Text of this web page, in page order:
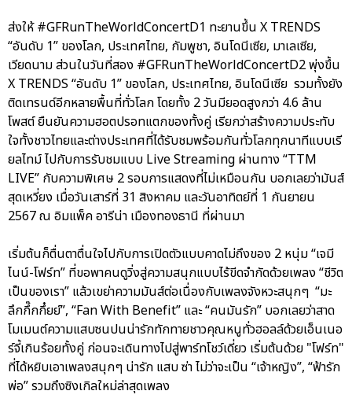
ส่งให้ #GFRunTheWorldConcertD1 ทะยานขึ้น X TRENDS
“อันดับ 1” ของโลก, ประเทศไทย, กัมพูชา, อินโดนีเซีย, มาเลเซีย,
เวียดนาม ส่วนในวันที่สอง #GFRunTheWorldConcertD2 พุ่งขึ้น
X TRENDS “อันดับ 1” ของโลก, ประเทศไทย, อินโดนีเซีย รวมทั้งยัง
ติดเทรนด์อีกหลายพื้นที่ทั่วโลก โดยทั้ง 2 วันมียอดสูงกว่า 4.6 ล้าน
โพสต์ ยืนยันความฮอตปรอทแตกของทั้งคู่ เรียกว่าสร้างความประทับ
ใจทั้งชาวไทยและต่างประเทศที่ได้รับชมพร้อมกันทั่วโลกทุกนาทีแบบเรี
ยลไทม์ ไปกับการรับชมแบบ Live Streaming ผ่านทาง “TTM
LIVE” กับความพิเศษ 2 รอบการแสดงที่ไม่เหมือนกัน บอกเลยว่ามันส์
สุดเหวี่ยง เมื่อวันเสาร์ที่ 31 สิงหาคม และวันอาทิตย์ที่ 1 กันยายน
2567 ณ อิมแพ็ค อารีน่า เมืองทองธานี ที่ผ่านมา
เริ่มต้นก็ตื่นตาตื่นใจไปกับการเปิดตัวแบบคาดไม่ถึงของ 2 หนุ่ม “เจมี
ไนน์-โฟร์ท” ที่ขอพาคนดูวิ่งสู่ความสนุกแบบไร้ขีดจำกัดด้วยเพลง “ชีวิต
เป็นของเรา” แล้วเขย่าความมันส์ต่อเนื่องกับเพลงจังหวะสนุกๆ “มะ
ลึกกึ๊กกึ๋ยย์”, “Fan With Benefit” และ “คนมันรัก” บอกเลยว่าสาด
โมเมนต์ความแสบซนปนน่ารักทักทายชาวคุณหนูทั่วฮอลล์ด้วยเอ็นเนอ
ร์จี้เกินร้อยทั้งคู่ ก่อนจะเดินทางไปสู่พาร์ทโชว์เดี่ยว เริ่มต้นด้วย "โฟร์ท"
ที่ได้หยิบเอาเพลงสนุกๆ น่ารัก แสบ ซ่า ไม่ว่าจะเป็น “เจ้าหญิง”, “ฟ้ารัก
พ่อ” รวมถึงซิงเกิลใหม่ล่าสุดเพลง